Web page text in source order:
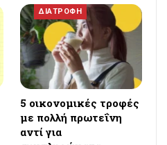
ΔΙΑΤΡΟΦΗ
5 οικονομικές τροφές
με πολλή πρωτεΐνη
αντί για